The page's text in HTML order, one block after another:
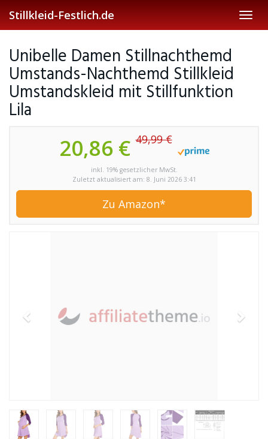
main
Stillkleid-Festlich.de
Unibelle Damen Stillnachthemd
Umstands-Nachthemd Stillkleid
Umstandskleid mit Stillfunktion
Lila
20,86 €49,99 €
inkl. 19% gesetzlicher MwSt.
Zuletzt aktualisiert am: 8. Juni 2026 3:41
Zu Amazon*